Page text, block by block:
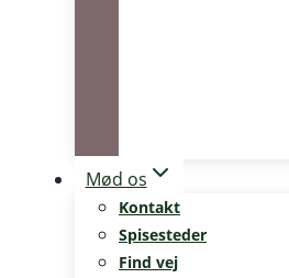
Mød os
Kontakt
Spisesteder
Find vej